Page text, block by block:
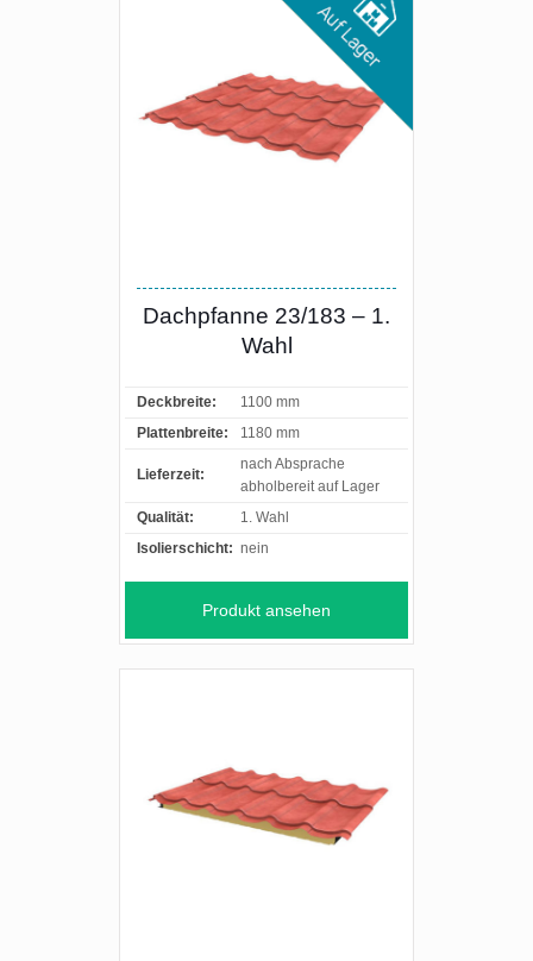
Dachpfanne 23/183 – 1.
Wahl
Deckbreite:
1100 mm
Plattenbreite:
1180 mm
Lieferzeit:
nach Absprache
abholbereit auf Lager
Qualität:
1. Wahl
Isolierschicht: nein
Produkt ansehen